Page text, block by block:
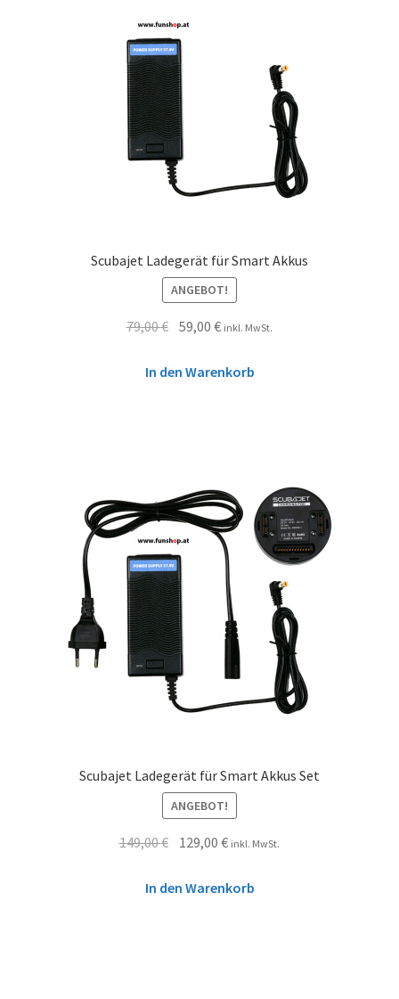
Scubajet Ladegerät für Smart Akkus
ANGEBOT!
79,00€ 59,00€ inkl. MwSt.
In den Warenkorb
Scubajet Ladegerät für Smart Akkus Set
ANGEBOT!
149,00€ 129,00€ inkl. MwSt.
In den Warenkorb